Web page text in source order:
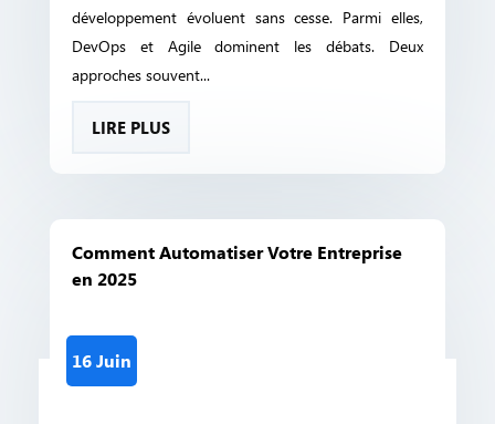
développement évoluent sans cesse. Parmi elles,
DevOps et Agile dominent les débats. Deux
approches souvent...
LIRE PLUS
Comment Automatiser Votre Entreprise
en 2025
16 Juin